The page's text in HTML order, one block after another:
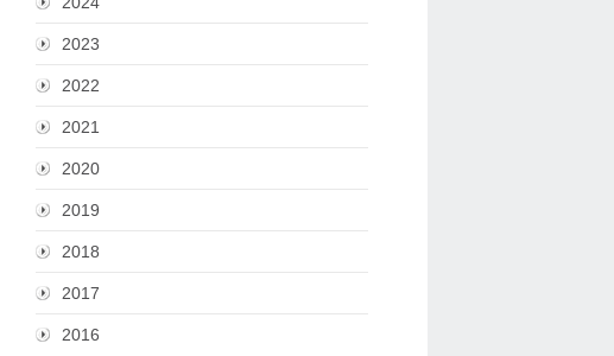
2023
2022
2021
2020
2019
2018
2017
2016